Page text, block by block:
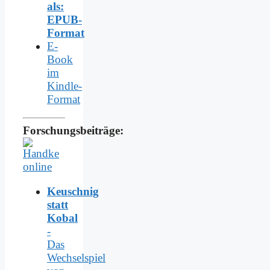
als:
EPUB-
Format
E-
Book
im
Kindle-
Format
Forschungsbeiträge:
Keuschnig
statt
Kobal
-
Das
Wechselspiel